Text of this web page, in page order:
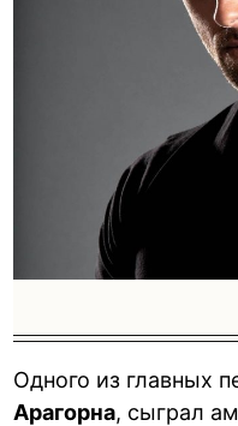
Одного из главных
Арагорна, сыграл